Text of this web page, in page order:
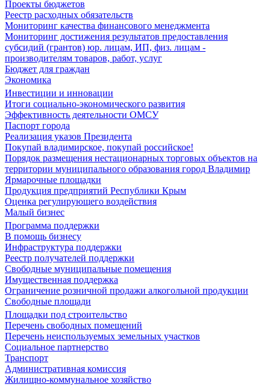
Проекты бюджетов
Реестр расходных обязательств
Мониторинг качества финансового менеджмента
Мониторинг достижения результатов предоставления
субсидий (грантов) юр. лицам, ИП, физ. лицам -
производителям товаров, работ, услуг
Бюджет для граждан
Экономика
Инвестиции и инновации
Итоги социально-экономического развития
Эффективность деятельности ОМСУ
Паспорт города
Реализация указов Президента
Покупай владимирское, покупай российское!
Порядок размещения нестационарных торговых объектов на
территории муниципального образования город Владимир
Ярмарочные площадки
Продукция предприятий Республики Крым
Оценка регулирующего воздействия
Малый бизнес
Программа поддержки
В помощь бизнесу
Инфраструктура поддержки
Реестр получателей поддержки
Свободные муниципальные помещения
Имущественная поддержка
Ограничение розничной продажи алкогольной продукции
Свободные площади
Площадки под строительство
Перечень свободных помещений
Перечень неиспользуемых земельных участков
Социальное партнерство
Транспорт
Административная комиссия
Жилищно-коммунальное хозяйство